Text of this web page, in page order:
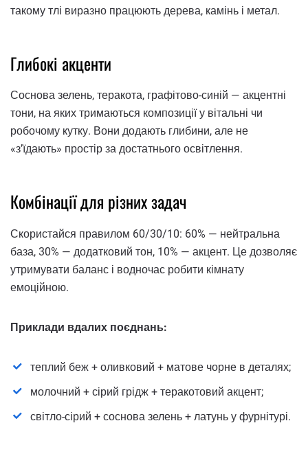
такому тлі виразно працюють дерева, камінь і метал.
Глибокі акценти
Соснова зелень, теракота, графітово-синій — акцентні
тони, на яких тримаються композиції у вітальні чи
робочому кутку. Вони додають глибини, але не
«з’їдають» простір за достатнього освітлення.
Комбінації для різних задач
Скористайся правилом 60/30/10: 60% — нейтральна
база, 30% — додатковий тон, 10% — акцент. Це дозволяє
утримувати баланс і водночас робити кімнату
емоційною.
Приклади вдалих поєднань:
теплий беж + оливковий + матове чорне в деталях;
молочний + сірий грідж + теракотовий акцент;
світло-сірий + соснова зелень + латунь у фурнітурі.